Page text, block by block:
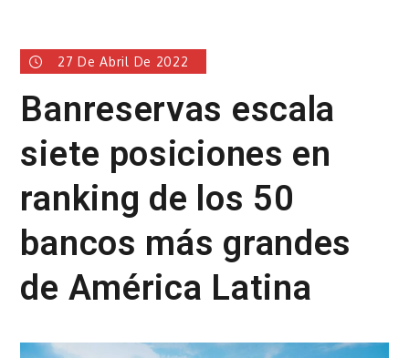
27 De Abril De 2022
Banreservas escala
siete posiciones en
ranking de los 50
bancos más grandes
de América Latina